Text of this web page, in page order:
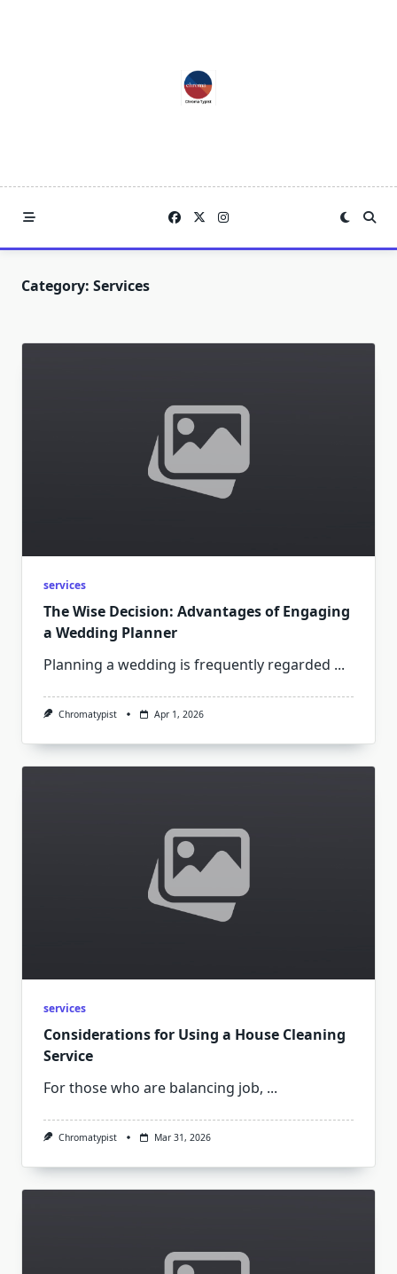
Category: Services
services
The Wise Decision: Advantages of Engaging
a Wedding Planner
Planning a wedding is frequently regarded ...
Chromatypist Apr 1, 2026
services
Considerations for Using a House Cleaning
Service
For those who are balancing job, ...
Chromatypist Mar 31, 2026